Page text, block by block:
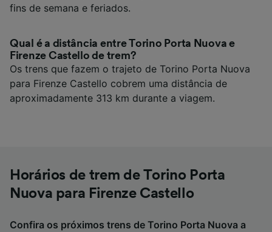
fins de semana e feriados.
Qual é a distância entre Torino Porta Nuova e
Firenze Castello de trem?
Os trens que fazem o trajeto de Torino Porta Nuova
para Firenze Castello cobrem uma distância de
aproximadamente 313 km durante a viagem.
Horários de trem de Torino Porta
Nuova para Firenze Castello
Confira os próximos trens de Torino Porta Nuova a